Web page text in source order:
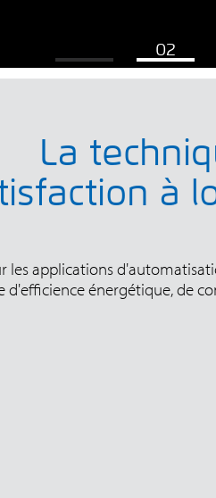
La
à
les applications
d'efficience énergétique, de